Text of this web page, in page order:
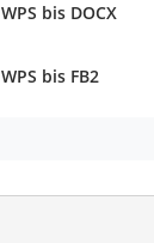
WPS bis DOCX
WPS bis FB2